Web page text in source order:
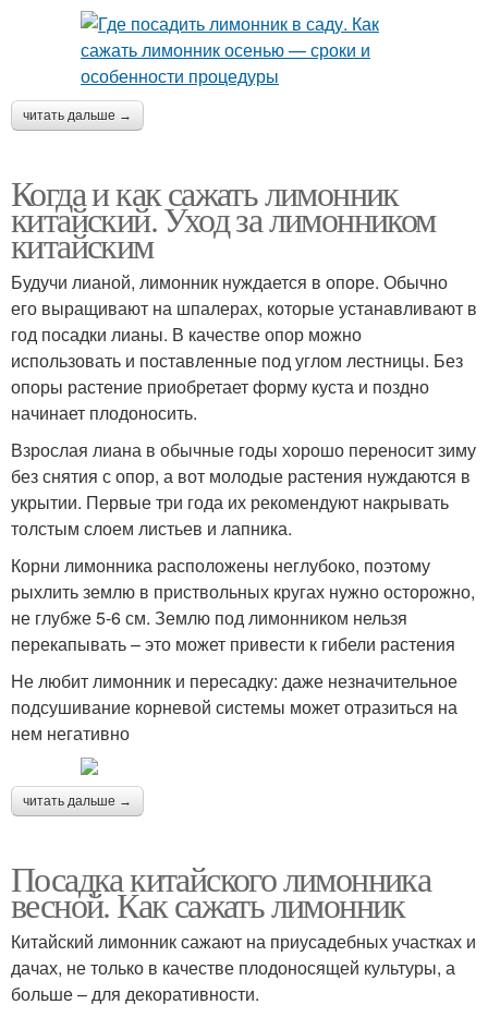
читать дальше →
Когда и как сажать лимонник
китайский. Уход за лимонником
китайским
Будучи лианой, лимонник нуждается в опоре. Обычно
его выращивают на шпалерах, которые устанавливают в
год посадки лианы. В качестве опор можно
использовать и поставленные под углом лестницы. Без
опоры растение приобретает форму куста и поздно
начинает плодоносить.
Взрослая лиана в обычные годы хорошо переносит зиму
без снятия с опор, а вот молодые растения нуждаются в
укрытии. Первые три года их рекомендуют накрывать
толстым слоем листьев и лапника.
Корни лимонника расположены неглубоко, поэтому
рыхлить землю в приствольных кругах нужно осторожно,
не глубже 5-6 см. Землю под лимонником нельзя
перекапывать – это может привести к гибели растения
Не любит лимонник и пересадку: даже незначительное
подсушивание корневой системы может отразиться на
нем негативно
читать дальше →
Посадка китайского лимонника
весной. Как сажать лимонник
Китайский лимонник сажают на приусадебных участках и
дачах, не только в качестве плодоносящей культуры, а
больше – для декоративности.